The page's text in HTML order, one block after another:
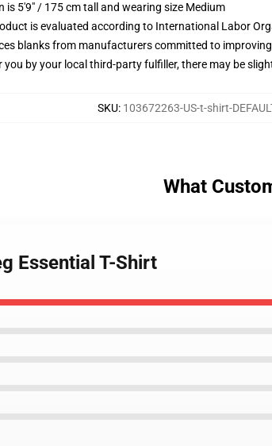
is 5'9" / 175 cm tall and wearing size Medium
is evaluated according to International Labor
blanks from manufacturers committed to
you by your local third-party fulfiller, there may be
SKU: 103672263-US-t-shirt-
What
Essential T-Shirt